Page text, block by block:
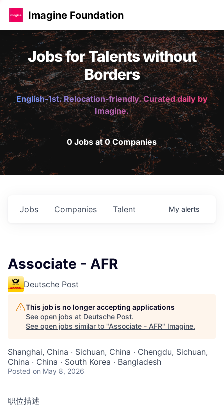
Imagine Foundation
Jobs for Talents without
Borders
English-1st. Relocation-friendly. Curated daily by
Imagine.
0 Jobs at 0 Companies
Jobs Companies Talent My alerts
Associate - AFR
Deutsche Post
This job is no longer accepting applications
See open jobs at Deutsche Post.
See open jobs similar to "Associate - AFR" Imagine.
Shanghai, China · Sichuan, China · Chengdu, Sichuan,
China · China · South Korea · Bangladesh
Posted on May 8, 2026
职位描述